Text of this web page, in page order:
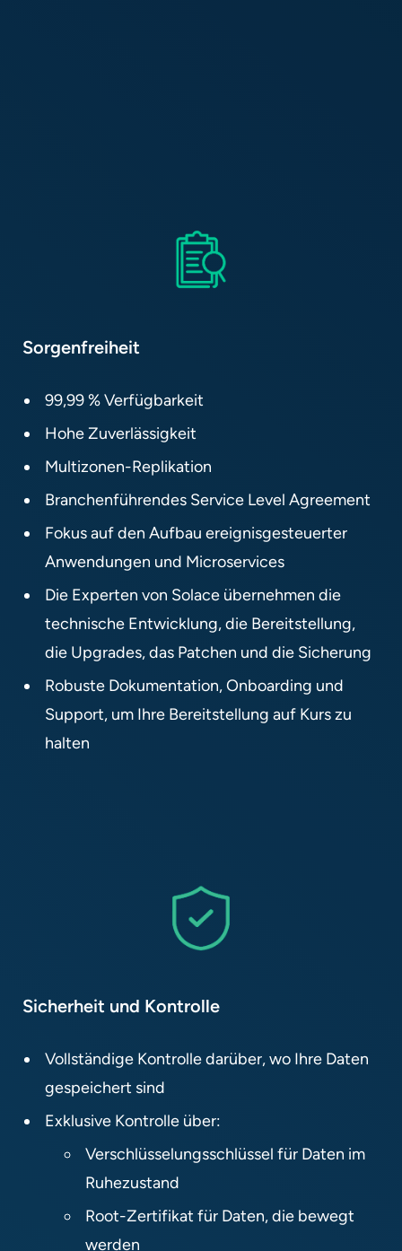
Sorgenfreiheit​
99,99 % Verfügbarkeit​
Hohe Zuverlässigkeit​
Multizonen-Replikation​
Branchenführendes Service Level Agreement​
Fokus auf den Aufbau ereignisgesteuerter
Anwendungen und Microservices​
Die Experten von Solace übernehmen die
technische Entwicklung, die Bereitstellung,
die Upgrades, das Patchen und die Sicherung​
Robuste Dokumentation, Onboarding und
Support, um Ihre Bereitstellung auf Kurs zu
halten​
Sicherheit und Kontrolle
Vollständige Kontrolle darüber, wo Ihre Daten
gespeichert sind​
Exklusive Kontrolle über:​
Verschlüsselungsschlüssel für Daten im
Ruhezustand​
Root-Zertifikat für Daten, die bewegt
werden​